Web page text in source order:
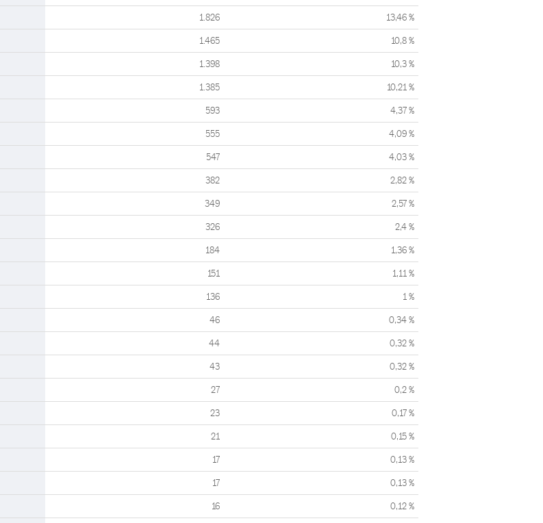
1.826 13,46 %
1.465 10,8 %
1.398 10,3 %
1.385 10,21 %
593 4,37 %
555 4,09 %
547 4,03 %
382 2,82 %
349 2,57 %
326 2,4 %
184 1,36 %
151 1,11 %
136 1 %
46 0,34 %
44 0,32 %
43 0,32 %
27 0,2 %
23 0,17 %
21 0,15 %
17 0,13 %
17 0,13 %
16 0,12 %